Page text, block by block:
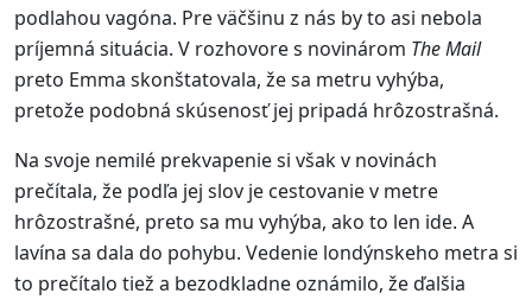
podlahou vagóna. Pre väčšinu z nás by to asi nebola
príjemná situácia. V rozhovore s novinárom The Mail
preto Emma skonštatovala, že sa metru vyhýba,
pretože podobná skúsenosť jej pripadá hrôzostrašná.
Na svoje nemilé prekvapenie si však v novinách
prečítala, že podľa jej slov je cestovanie v metre
hrôzostrašné, preto sa mu vyhýba, ako to len ide. A
lavína sa dala do pohybu. Vedenie londýnskeho metra si
to prečítalo tiež a bezodkladne oznámilo, že ďalšia